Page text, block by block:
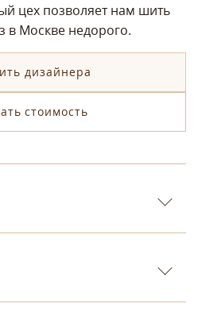
цех позволяет нам шить
в Москве недорого.
дизайнера
стоимость